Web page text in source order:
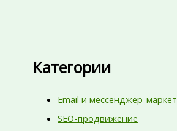
Категории
Email и мессенджер-
SEO-продвижение